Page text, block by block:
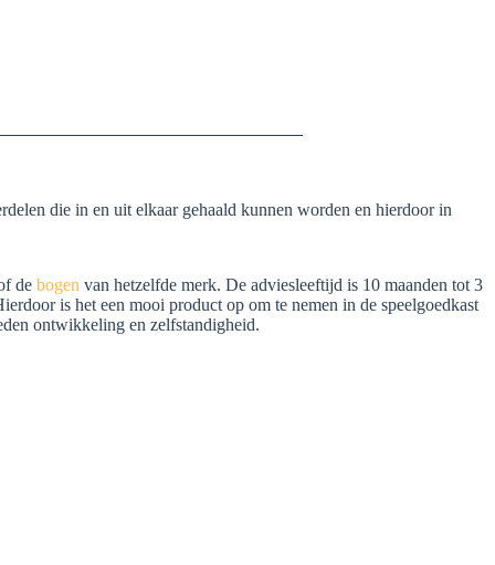
die in en uit elkaar gehaald kunnen worden en hierdoor in
de bogen van hetzelfde merk. De adviesleeftijd is 10 maanden tot 3
is het een mooi product op om te nemen in de speelgoedkast
ontwikkeling en zelfstandigheid.